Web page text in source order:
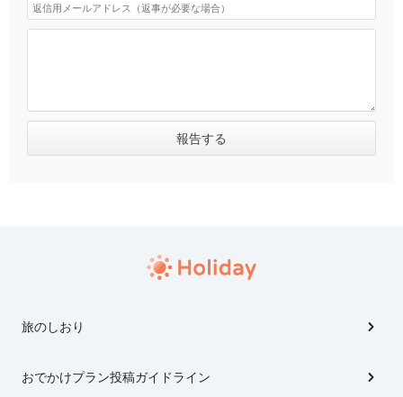
旅のしおり
おでかけプラン投稿ガイドライン